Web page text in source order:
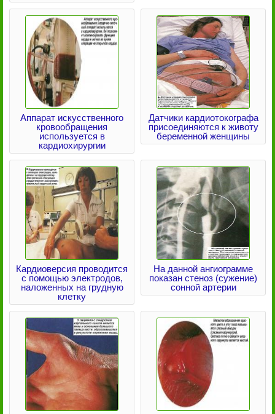
Аппарат искусственного
кровообращения
используется в
кардиохирургии
Датчики кардиотокографа
присоединяются к животу
беременной женщины
Кардиоверсия проводится
с помощью электродов,
наложенных на грудную
клетку
На данной ангиограмме
показан стеноз (сужение)
сонной артерии